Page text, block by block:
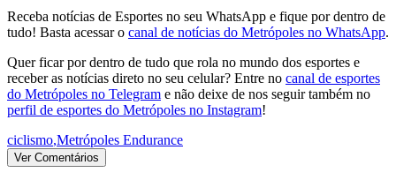
Receba notícias de Esportes no seu WhatsApp e fique por dentro de
tudo! Basta acessar o canal de notícias do Metrópoles no WhatsApp.
Quer ficar por dentro de tudo que rola no mundo dos esportes e
receber as notícias direto no seu celular? Entre no canal de esportes
do Metrópoles no Telegram e não deixe de nos seguir também no
perfil de esportes do Metrópoles no Instagram!
ciclismo,Metrópoles Endurance
Ver Comentários